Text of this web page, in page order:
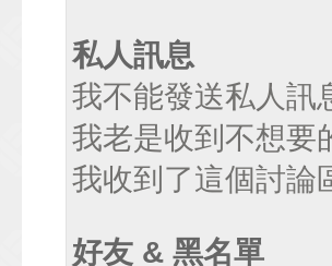
私人訊息
我不能發送私人訊
我老是收到不想要
我收到了這個討論
好友 & 黑名單